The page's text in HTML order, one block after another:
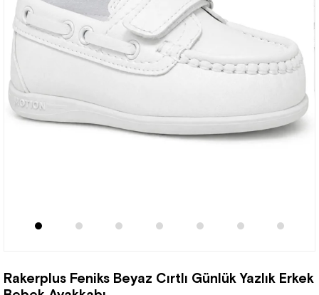
Rakerplus Feniks Beyaz Cırtlı Günlük Yazlık Erkek